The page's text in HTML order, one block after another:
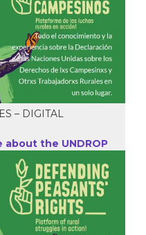
– DIGITAL
the UNDROP